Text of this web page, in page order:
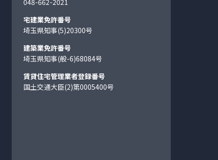
宅建業免許番号
埼玉県知事(5)20300号
建築業免許番号
埼玉県知事(般-6)68084号
賃貸住宅管理業者登録番号
国土交通大臣(2)第0005400号